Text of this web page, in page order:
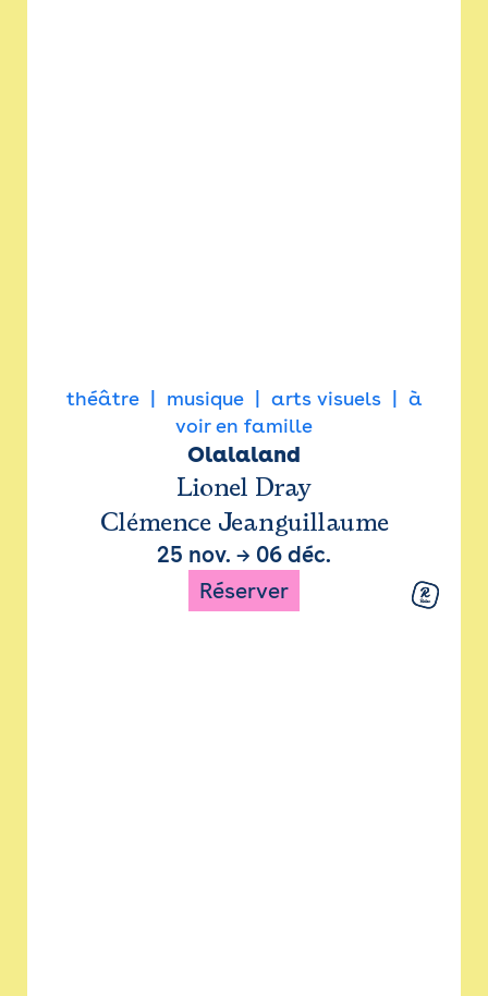
théâtre musique arts visuels
à
voir en famille
Olalaland
Lionel Dray
Clémence Jeanguillaume
25 nov. → 06 déc.
Réserver